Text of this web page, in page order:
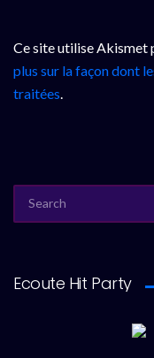
Ce site utilise Akismet
plus sur la façon dont
traitées.
FOR:
Ecoute Hit Party